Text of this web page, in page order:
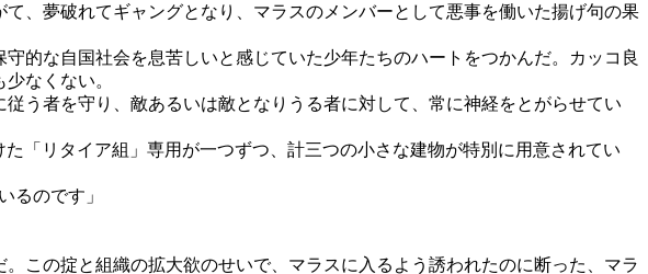
、夢破れてギャングとなり、マラスのメンバーとして悪事を働いた揚げ句の果
的な自国社会を息苦しいと感じていた少年たちのハートをつかんだ。カッコ良
なくない。
う者を守り、敵あるいは敵となりうる者に対して、常に神経をとがらせてい
「リタイア組」専用が一つずつ、計三つの小さな建物が特別に用意されてい
るのです」
この掟と組織の拡大欲のせいで、マラスに入るよう誘われたのに断った、マラ